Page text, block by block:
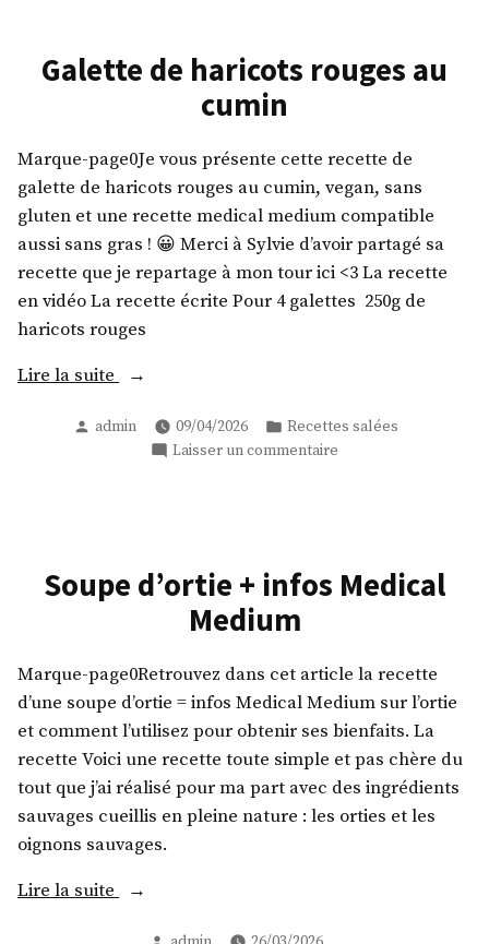
Galette de haricots rouges au
cumin
Marque-page0Je vous présente cette recette de
galette de haricots rouges au cumin, vegan, sans
gluten et une recette medical medium compatible
aussi sans gras ! 😀 Merci à Sylvie d’avoir partagé sa
recette que je repartage à mon tour ici <3 La recette
en vidéo La recette écrite Pour 4 galettes 250g de
haricots rouges
Lire la suite
« Galette
haricots
rouges
Publié
admin 09/04/2026
Publié
dans
Recettes salées
Laisser un commentaire
cumin
Soupe d’ortie + infos Medical
Medium
Marque-page0Retrouvez dans cet article la recette
d’une soupe d’ortie = infos Medical Medium sur l’ortie
et comment l’utilisez pour obtenir ses bienfaits. La
recette Voici une recette toute simple et pas chère du
tout que j’ai réalisé pour ma part avec des ingrédients
sauvages cueillis en pleine nature : les orties et les
oignons sauvages.
Lire la suite
« Soupe
Publié